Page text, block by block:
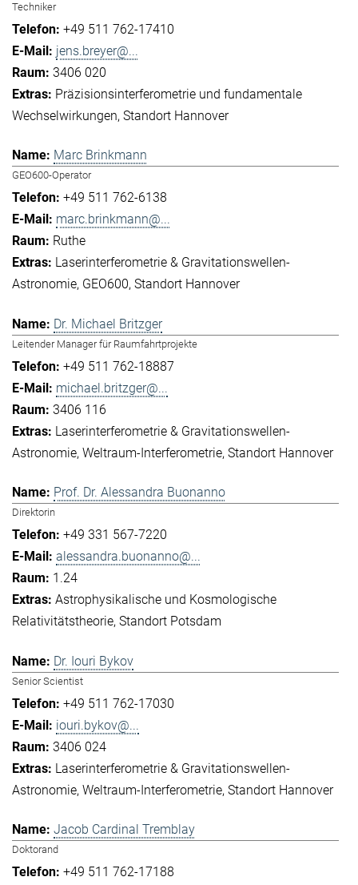
Techniker
+49 511 762-17410
jens.breyer@...
3406 020
Präzisionsinterferometrie und fundamentale
Wechselwirkungen Standort Hannover
Marc Brinkmann
GEO600-Operator
+49 511 762-6138
marc.brinkmann@...
Ruthe
Laserinterferometrie & Gravitationswellen-
Astronomie GEO600 Standort Hannover
Dr. Michael Britzger
Leitender Manager für Raumfahrtprojekte
+49 511 762-18887
michael.britzger@...
3406 116
Laserinterferometrie & Gravitationswellen-
Astronomie Weltraum-Interferometrie Standort Hannover
Prof. Dr. Alessandra Buonanno
Direktorin
+49 331 567-7220
alessandra.buonanno@...
1.24
Astrophysikalische und Kosmologische
Relativitätstheorie Standort Potsdam
Dr. Iouri Bykov
Senior Scientist
+49 511 762-17030
iouri.bykov@...
3406 024
Laserinterferometrie & Gravitationswellen-
Astronomie Weltraum-Interferometrie Standort Hannover
Jacob Cardinal Tremblay
Doktorand
+49 511 762-17188